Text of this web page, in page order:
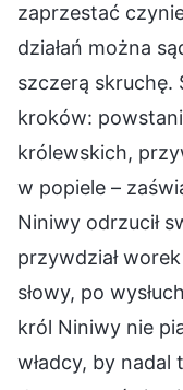
zaprzestać
działań można
szczerą skruchę.
kroków:
królewskich,
w popiele –
Niniwy odrzucił
przywdział
słowy, po
król Niniwy nie
władcy, by nadal